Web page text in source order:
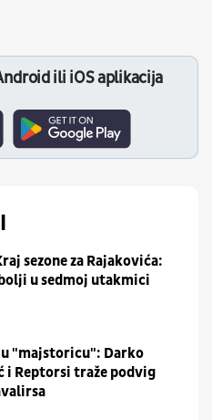
ili iOS aplikacija
sezone za Rajakovića:
u sedmoj utakmici
u "majstoricu": Darko
i Reptorsi traže podvig